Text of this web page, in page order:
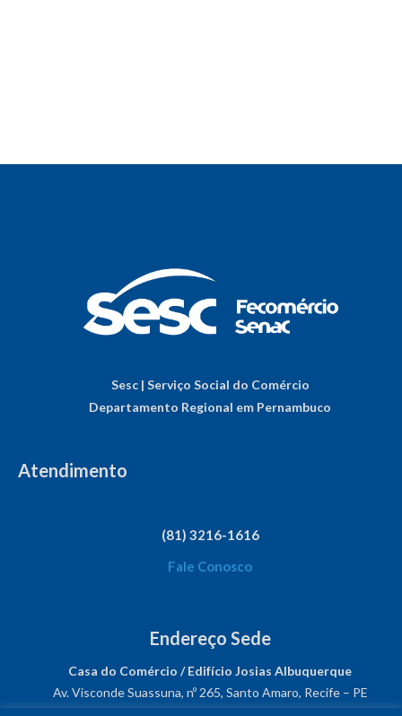
Sesc | Serviço Social do Comércio
Departamento Regional em Pernambuco
Atendimento
(81) 3216-1616
Fale Conosco
Endereço Sede
Casa do Comércio / Edifício Josias Albuquerque
Av. Visconde Suassuna, nº 265, Santo Amaro, Recife – PE